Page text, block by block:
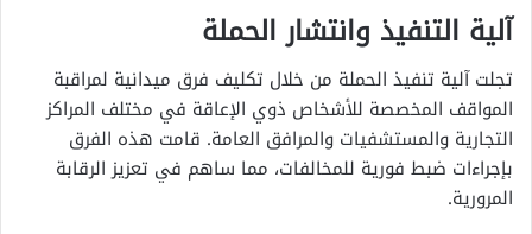
آلية التنفيذ وانتشار الحملة
تجلت آلية تنفيذ الحملة من خلال تكليف فرق ميدانية لمراقبة
المواقف المخصصة للأشخاص ذوي الإعاقة في مختلف المراكز
التجارية والمستشفيات والمرافق العامة. قامت هذه الفرق
بإجراءات ضبط فورية للمخالفات، مما ساهم في تعزيز الرقابة
المرورية.